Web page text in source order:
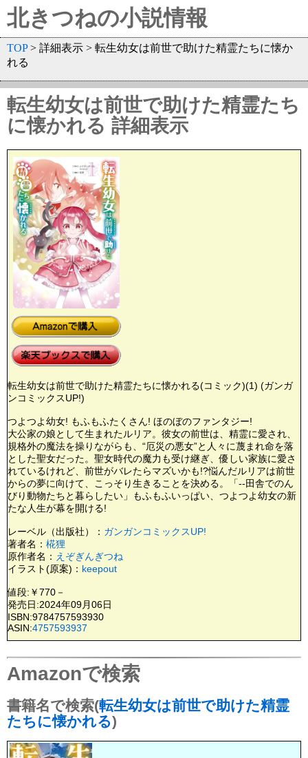
北きつねの小説情報
TOP > 詳細表示 > 転生幼女は前世で助けた精霊たちに懐か
れる
転生幼女は前世で助けた精霊たち
に懐かれる 詳細表示
転生幼女は前世で助けた精霊たちに懐かれる(コミック)(1) (ガンガ
ンコミックスUP!)
つよつよ幼女! もふもふたくさん! ほのぼのファンタジー!
大公家の娘として生まれたルリア。彼女の前世は、精霊に愛され、
規格外の魔法を操りながらも、“厄災の悪女”と人々に蔑まれ命を落
とした聖女だった。聖女時代の魔力も受け継ぎ、優しい家族に愛さ
れているけれど、前世がバレたらマズいかも!?悩んだルリアは前世
からの夢に向けて、こっそり生きることを決める。「--田舎でのん
びり動物たちと暮らしたい」もふもふいっぱい、つよつよ幼女の新
たな人生が幕を開ける!
レーベル（出版社）： ガンガンコミックスUP!
著者名： 椛狸
原作者名： えぞぎんぎつね
イラスト(原案)： keepout
値段:￥770－
発売日:2024年09月06日
ISBN:9784757593930
ASIN:4757593937
Amazonで検索
書籍名で検索(転生幼女は前世で助けた精霊
たちに懐かれる)